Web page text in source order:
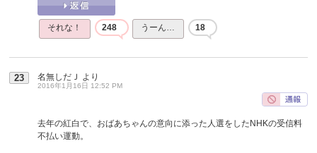
それな！ 248 うーん… 18
23 名無しだＪ より
2016年1月16日 12:52 PM
去年の紅白で、おばあちゃんの意向に添った人選をしたNHKの受信料
不払い運動。